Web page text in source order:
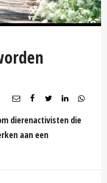
dierenactivisten die
aan een